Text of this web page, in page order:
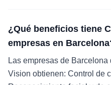
¿Qué beneficios tiene
empresas en
Las empresas de
Vision obtienen: Control de